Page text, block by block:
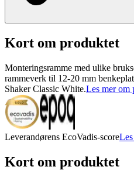
Kort om produktet
Monteringsramme med ulike
rammeverk til 12-20 mm
Shaker Classic White.Les mer om
Leverandørens EcoVadis-score
Kort om produktet